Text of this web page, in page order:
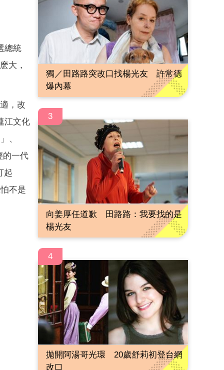
總統
大，
，改
江文化
、
的一代
起
不是
獨／田路路突改口找楊光友 許常德
爆內幕
3
向姜厚任道歉 田路路：我要找的是
楊光友
4
拋開阿湯哥光環 20歲舒莉初登台網
改口